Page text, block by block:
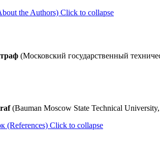
the Authors) Click to collapse
(Московский государственный
(Bauman Moscow State Technical
(References) Click to collapse